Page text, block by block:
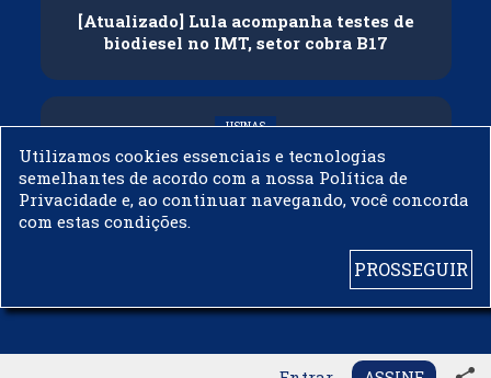
[Atualizado] Lula acompanha testes de
biodiesel no IMT, setor cobra B17
USINAS
Governo adia reunião sobre mistura de
etanol na gasolina
Utilizamos cookies essenciais e tecnologias
semelhantes de acordo com a nossa Política de
Privacidade e, ao continuar navegando, você concorda
com estas condições.
PROSSEGUIR